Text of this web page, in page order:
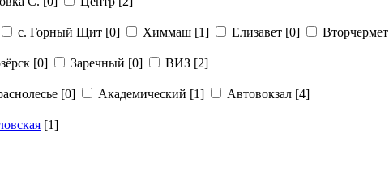
с. Горный Щит [0] Химмаш [1] Елизавет [0] Вторчермет
[0] Заречный [0] ВИЗ [2]
[0] Академический [1] Автовокзал [4]
[1]